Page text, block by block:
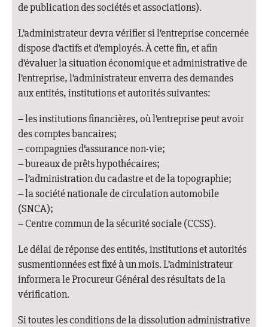
de publication des sociétés et associations).
L’administrateur devra vérifier si l’entreprise concernée
dispose d’actifs et d’employés. À cette fin, et afin
d’évaluer la situation économique et administrative de
l’entreprise, l’administrateur enverra des demandes
aux entités, institutions et autorités suivantes:
– les institutions financières, où l’entreprise peut avoir
des comptes bancaires;
– compagnies d’assurance non-vie;
– bureaux de prêts hypothécaires;
– l’administration du cadastre et de la topographie;
– la société nationale de circulation automobile
(SNCA);
– Centre commun de la sécurité sociale (CCSS).
Le délai de réponse des entités, institutions et autorités
susmentionnées est fixé à un mois. L’administrateur
informera le Procureur Général des résultats de la
vérification.
Si toutes les conditions de la dissolution administrative